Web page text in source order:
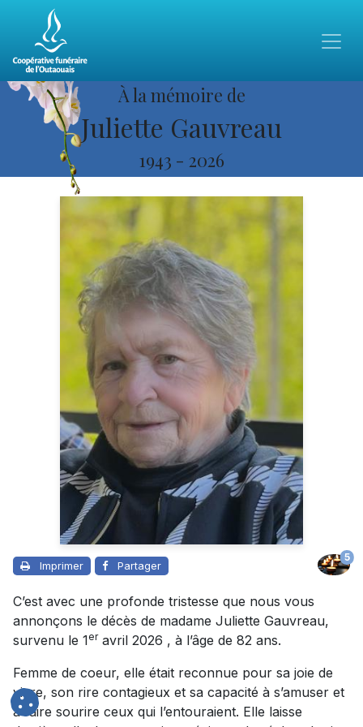
À la mémoire de
Juliette Gauvreau
1943 - 2026
Imprimer Partager
5
C’est avec une profonde tristesse que nous vous
annonçons le décès de madame Juliette Gauvreau,
survenu le 1eravril 2026 , à l’âge de 82 ans.
Femme de coeur, elle était reconnue pour sa joie de
vivre, son rire contagieux et sa capacité à s’amuser et
à faire sourire ceux qui l’entouraient. Elle laisse